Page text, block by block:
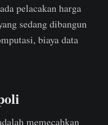
pelacakan harga
sedang dibangun
biaya data
memecahkan